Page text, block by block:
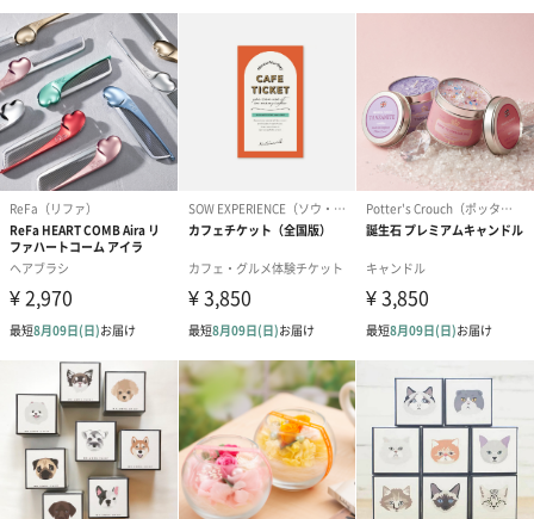
ゼリーバウム カット
（レモン＆紅茶）（432
円）
麦わらパンダバウム
（バナナ味）（540円）
3層デザート
ェ〜国産フル
り〜 3号（864
スキンケアグッズ
スキンケアグッズを同梱してお届けします。